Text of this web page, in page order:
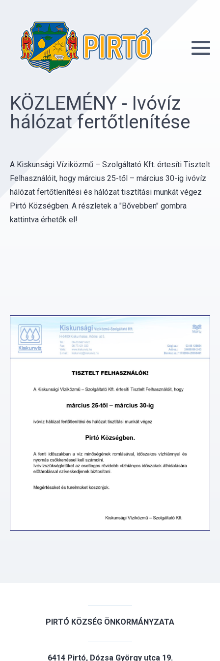
KÖZLEMÉNY - Ivóvíz
hálózat fertőtlenítése
A Kiskunsági Víziközmű – Szolgáltató Kft. értesíti Tisztelt
Felhasználóit, hogy március 25-től – március 30-ig ivóvíz
hálózat fertőtlenítési és hálózat tisztítási munkát végez
Pirtó Községben. A részletek a "Bővebben" gombra
kattintva érhetők el!
PIRTÓ KÖZSÉG ÖNKORMÁNYZATA
6414 Pirtó, Dózsa György utca 19.